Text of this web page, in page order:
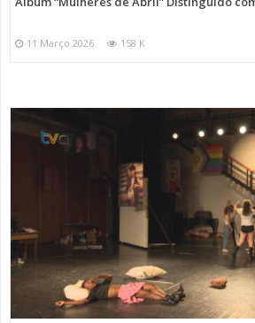
11 Março 2026 158 K